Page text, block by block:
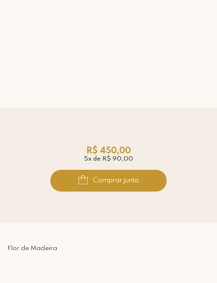
R$ 450,00
5x de R$ 90,00
Comprar junto
Flor de Madeira